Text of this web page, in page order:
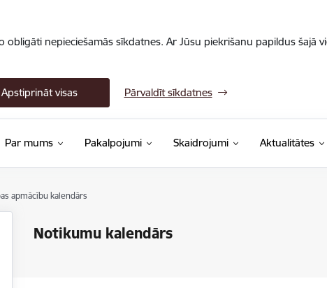
obligāti nepieciešamās sīkdatnes. Ar Jūsu piekrišanu papildus šajā
Apstiprināt visas Pārvaldīt sīkdatnes
Par mums Pakalpojumi Skaidrojumi Aktualitātes
apmācību kalendārs
Notikumu kalendārs